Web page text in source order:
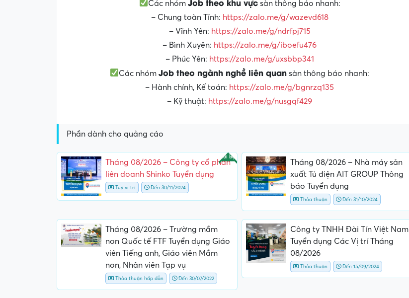
Các nhóm
sàn thông báo nhanh:
– Chung toàn Tỉnh: https://zalo.me/g/wazevd618
– Vĩnh Yên: https://zalo.me/g/ndrfpj715
– Bình Xuyên: https://zalo.me/g/iboefu476
– Phúc Yên: https://zalo.me/g/uxsbbp341
Các nhómJob theo ngành nghề liên quan sàn thông báo nhanh:
– Hành chính, Kế toán: https://zalo.me/g/bgnrzq135
– Kỹ thuật: https://zalo.me/g/nusgqf429
Phần dành cho quảng cáo
Nổi bật
Tháng 08/2026 – Công ty cổ phần
liên doanh Shinko Tuyển dụng
Tuỳ vị trí Đến 30/11/2024
Tháng 08/2026 – Nhà máy sản
xuất Tủ điện AIT GROUP Thông
báo Tuyển dụng
Thỏa thuận Đến 31/10/2024
Tháng 08/2026 – Trường mầm
non Quốc tế FTF Tuyển dụng Giáo
viên Tiếng anh, Giáo viên Mầm
non, Nhân viên Tạp vụ
Thỏa thuận hấp dẫn Đến 30/07/2022
Công ty TNHH Đài Tín Việt Nam
Tuyển dụng Các Vị trí Tháng
08/2026
Thỏa thuận Đến 15/09/2024